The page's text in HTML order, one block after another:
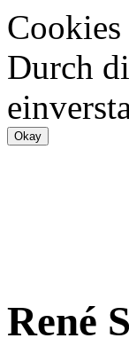
Durch
René